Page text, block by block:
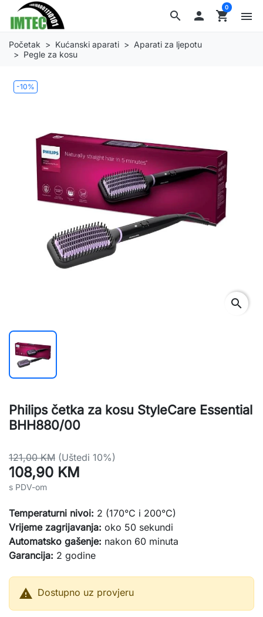
search  shopping_cart
0
menu
Početak Kućanski aparati
Aparati za ljepotu
Pegle za kosu
-10%
search
Philips četka za kosu StyleCare Essential
BHH880/00
121,00 KM (Uštedi 10%)
108,90 KM
s PDV-om
Temperaturni nivoi: 2 (170°C i 200°C)
Vrijeme zagrijavanja: oko 50 sekundi
Automatsko gašenje: nakon 60 minuta
Garancija: 2 godine
 Dostupno uz provjeru